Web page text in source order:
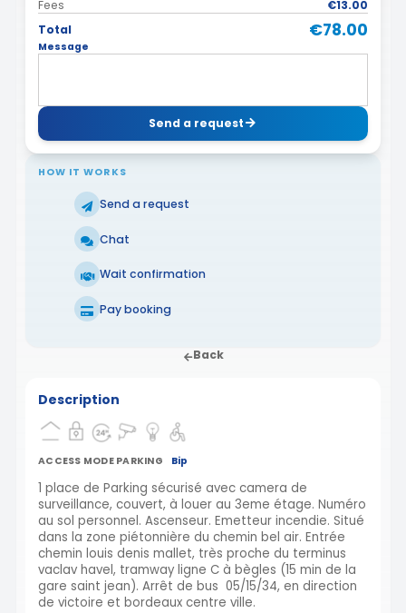
Fees
€13.00
Total
€78.00
Message
Send a request
HOW IT WORKS
Send a request
Chat
Wait confirmation
Pay booking
Back
Description
ACCESS MODE PARKING Bip
1 place de Parking sécurisé avec camera de
surveillance, couvert, à louer au 3eme étage. Numéro
au sol personnel. Ascenseur. Emetteur incendie. Situé
dans la zone piétonnière du chemin bel air. Entrée
chemin louis denis mallet, très proche du terminus
vaclav havel, tramway ligne C à bègles (15 min de la
gare saint jean). Arrêt de bus 05/15/34, en direction
de victoire et bordeaux centre ville.